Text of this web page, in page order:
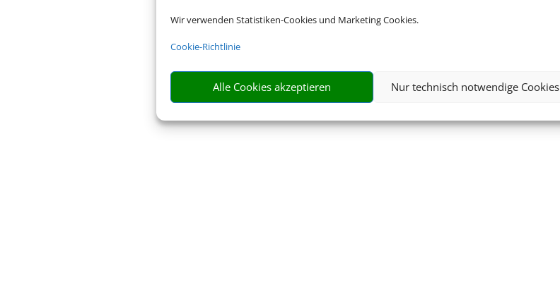
Wir verwenden Statistiken-Cookies und Marketing Cookies.
Cookie-Richtlinie
Alle Cookies akzeptieren Nur technisch notwendige Cookies